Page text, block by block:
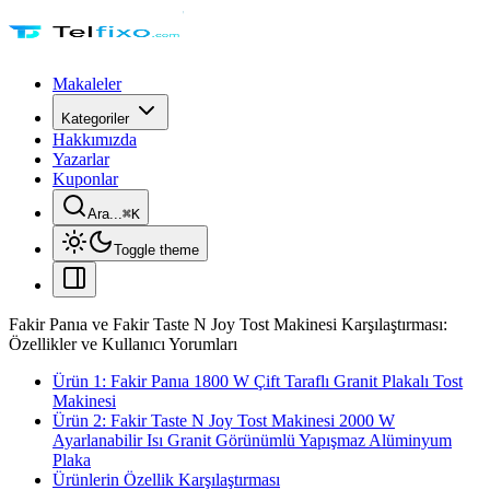
Makaleler
Kategoriler
Hakkımızda
Yazarlar
Kuponlar
Ara...⌘K
Toggle theme
Fakir Panıa ve Fakir Taste N Joy Tost Makinesi Karşılaştırması:
Özellikler ve Kullanıcı Yorumları
Ürün 1: Fakir Panıa 1800 W Çift Taraflı Granit Plakalı Tost
Makinesi
Ürün 2: Fakir Taste N Joy Tost Makinesi 2000 W
Ayarlanabilir Isı Granit Görünümlü Yapışmaz Alüminyum
Plaka
Ürünlerin Özellik Karşılaştırması